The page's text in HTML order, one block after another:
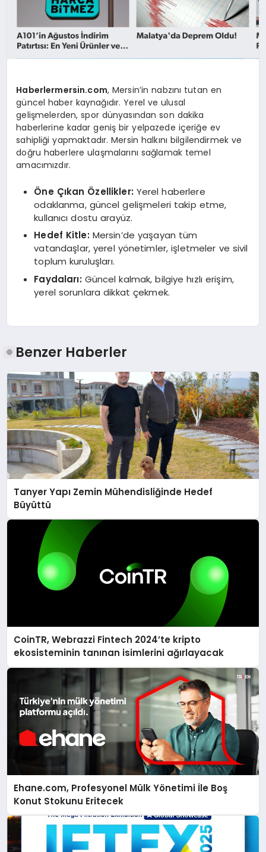
Haberlermersin.com, Mersin’in nabzını tutan en
güncel haber kaynağıdır. Yerel ve ulusal
gelişmelerden, spor dünyasından son dakika
haberlerine kadar geniş bir yelpazede içeriğe ev
sahipliği yapmaktadır. Mersin halkını bilgilendirmek ve
doğru haberlere ulaşmalarını sağlamak temel
amacımızdır.
Öne Çıkan Özellikler: Yerel haberlere
odaklanma, güncel gelişmeleri takip etme,
kullanıcı dostu arayüz.
Hedef Kitle: Mersin’de yaşayan tüm
vatandaşlar, yerel yönetimler, işletmeler ve sivil
toplum kuruluşları.
Faydaları: Güncel kalmak, bilgiye hızlı erişim,
yerel sorunlara dikkat çekmek.
Benzer Haberler
Tanyer Yapı Zemin Mühendisliğinde Hedef
Büyüttü
CoinTR, Webrazzi Fintech 2024’te kripto
ekosisteminin tanınan isimlerini ağırlayacak
Ehane.com, Profesyonel Mülk Yönetimi İle Boş
Konut Stokunu Eritecek